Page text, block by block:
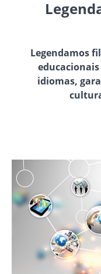
Legendamos
idiomas,